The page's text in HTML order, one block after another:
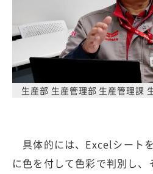
生産部 生産管理部 生産管理課
具体的には、Excelシート
に色を付して色彩で判別し